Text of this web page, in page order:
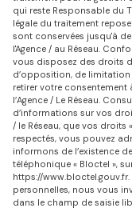
qui reste Responsable du
légale du traitement repose
sont conservées jusqu'à
l'Agence / au Réseau.
vous disposez des droits
d’opposition, de
retirer votre
l’Agence / Le Réseau.
d’informations sur vos
/ le Réseau, que vos droits
respectés, vous pouvez
informons de l’existence
téléphonique « Bloctel »,
https://www.bloctel.gouv.fr
personnelles, nous vous
dans le champ de saisie